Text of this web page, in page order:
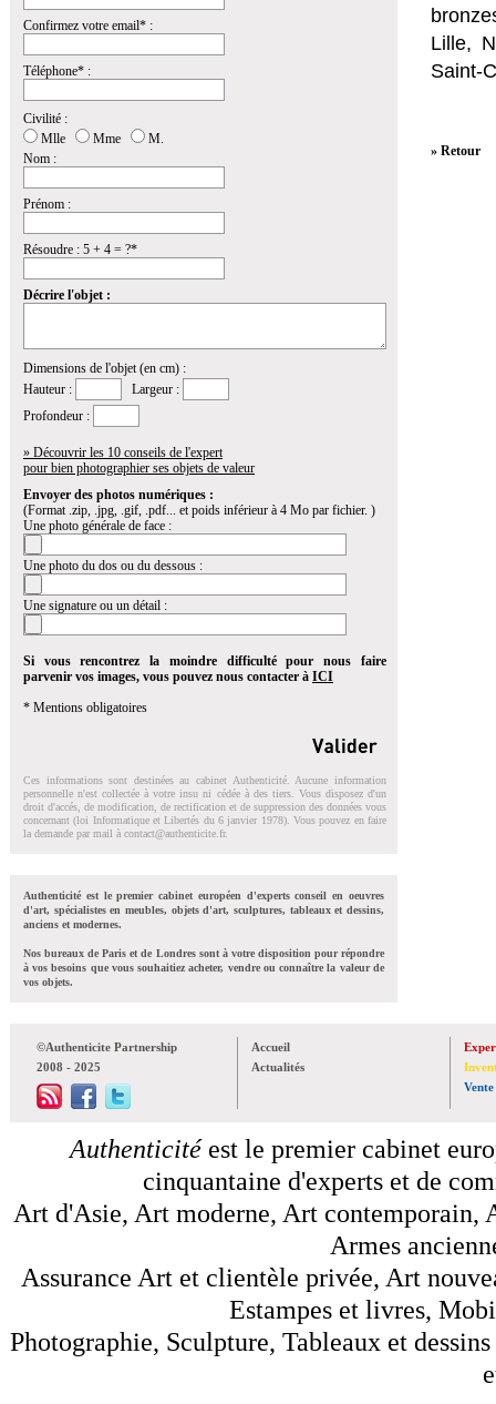
Confirmez votre email* :
Téléphone* :
Civilité :
Mlle
Mme
M.
Nom :
Prénom :
Résoudre : 5 + 4 = ?*
Décrire l'objet :
Dimensions de l'objet (en cm) :
Hauteur :
Largeur :
Profondeur :
» Découvrir les 10 conseils de l'expert
pour bien photographier ses objets de valeur
Envoyer des photos numériques :
(Format .zip, .jpg, .gif, .pdf... et poids inférieur à 4 Mo par fichier. )
Une photo générale de face :
Une photo du dos ou du dessous :
Une signature ou un détail :
Si vous rencontrez la moindre difficulté pour nous faire
parvenir vos images, vous pouvez nous contacter à ICI
* Mentions obligatoires
Ces informations sont destinées au cabinet Authenticité. Aucune information
personnelle n'est collectée à votre insu ni cédée à des tiers. Vous disposez d'un
droit d'accés, de modification, de rectification et de suppression des données vous
concernant (loi Informatique et Libertés du 6 janvier 1978). Vous pouvez en faire
la demande par mail à contact@authenticite.fr.
Authenticité est le premier cabinet européen d'experts conseil en oeuvres
d'art, spécialistes en meubles, objets d'art, sculptures, tableaux et dessins,
anciens et modernes.
Nos bureaux de Paris et de Londres sont à votre disposition pour répondre
à vos besoins que vous souhaitiez acheter, vendre ou connaître la valeur de
vos objets.
Lille,
Saint-
» Retour
©Authenticite Partnership
2008 - 2025
Accueil
Actualités
Vente
Authenticitéest le premier cabinet
cinquantaine d'experts et de
Art d'Asie, Art moderne, Art contemporain,
Armes
Assurance Art et clientèle privée, Art
Estampes et livres,
Photographie, Sculpture, Tableaux et